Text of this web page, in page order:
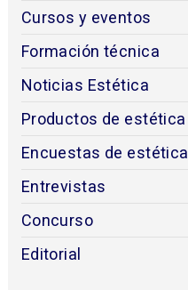
Cursos y eventos
Formación técnica
Noticias Estética
Productos de estética
Encuestas de estética
Entrevistas
Concurso
Editorial